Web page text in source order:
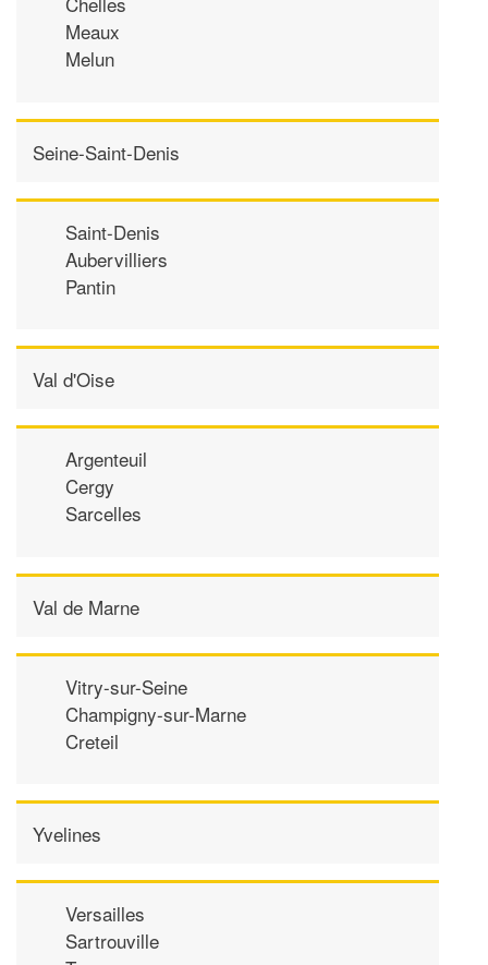
Meaux
Melun
Seine-Saint-Denis
Saint-Denis
Aubervilliers
Pantin
Val d'Oise
Argenteuil
Cergy
Sarcelles
Val de Marne
Vitry-sur-Seine
Champigny-sur-Marne
Creteil
Yvelines
Versailles
Sartrouville